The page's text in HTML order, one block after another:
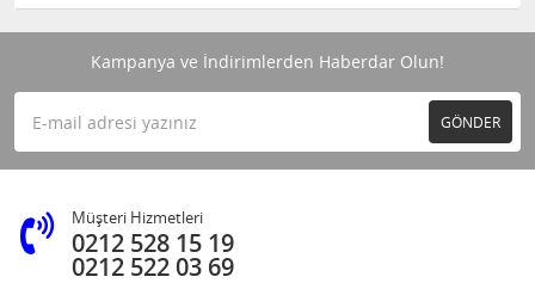
Kampanya ve İndirimlerden Haberdar Olun!
GÖNDER
Müşteri Hizmetleri
0212 528 15 19
0212 522 03 69